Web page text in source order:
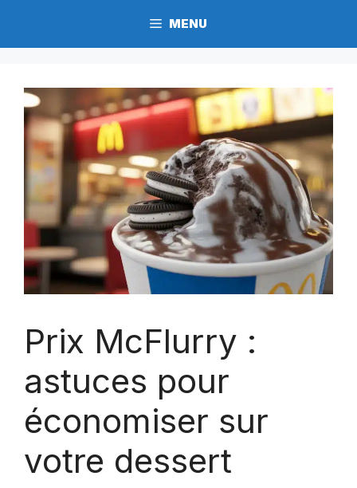
contenu
MENU
Prix McFlurry :
astuces pour
économiser sur
votre dessert